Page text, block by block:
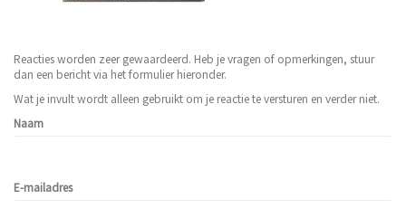
Reacties worden zeer gewaardeerd. Heb je vragen of opmerkingen, stuur
dan een bericht via het formulier hieronder.
Wat je invult wordt alleen gebruikt om je reactie te versturen en verder niet.
Naam
E-mailadres